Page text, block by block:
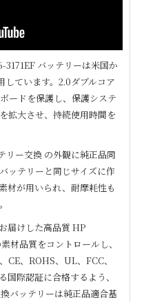
バッテリーは米国か
ています。2.0ダブルコア
ードを保護し、保護システ
拡大させ、持続使用時間を
リー交換 の外観に純正品同
ッテリーと同じサイズに作
材が用いられ、耐摩耗性も
届けした高品質 HP
材品質をコントロールし、
CE、ROHS、UL、FCC、
際認証に合格するよう、
バッテリーは純正品適合基